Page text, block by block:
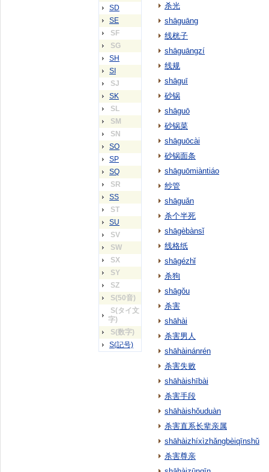
SD
SE
SF
SG
SH
SI
SJ
SK
SL
SM
SN
SO
SP
SQ
SR
SS
ST
SU
SV
SW
SX
SY
SZ
S(50音)
S(タイ文
字)
S(数字)
S(記号)
杀光
shāguāng
线桄子
shāguāngzí
线规
shāguī
砂锅
shāguō
砂锅菜
shāguōcài
砂锅面条
shāguōmiàntiáo
纱管
shāguǎn
杀个半死
shāgèbànsǐ
线格纸
shāgézhǐ
杀狗
shāgǒu
杀害
shāhài
杀害男人
shāhàinánrén
杀害失败
shāhàishībài
杀害手段
shāhàishǒuduàn
杀害直系长辈亲属
shāhàizhíxìzhǎngbèiqīnshǔ
杀害尊亲